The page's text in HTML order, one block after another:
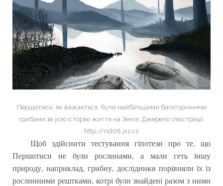
Першотиси, як важається, були найбільшими багаторічними
грибами за усю історію життя на Землі. Джерело ілюстрації:
http://nd06.jxs.cz
Щоб здійснити тестування гіпотези про те, що
Першотиси не були рослинами, а мали геть іншу
природу, наприклад, грибну, дослідники порівняли їх із
рослинними рештками, котрі були знайдені разом з ними